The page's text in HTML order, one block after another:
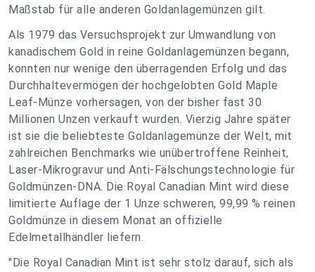
Maßstab für alle anderen Goldanlagemünzen gilt.
Als 1979 das Versuchsprojekt zur Umwandlung von
kanadischem Gold in reine Goldanlagemünzen begann,
konnten nur wenige den überragenden Erfolg und das
Durchhaltevermögen der hochgelobten Gold Maple
Leaf-Münze vorhersagen, von der bisher fast 30
Millionen Unzen verkauft wurden. Vierzig Jahre später
ist sie die beliebteste Goldanlagemünze der Welt, mit
zahlreichen Benchmarks wie unübertroffene Reinheit,
Laser-Mikrogravur und Anti-Fälschungstechnologie für
Goldmünzen-DNA. Die Royal Canadian Mint wird diese
limitierte Auflage der 1 Unze schweren, 99,99 % reinen
Goldmünze in diesem Monat an offizielle
Edelmetallhändler liefern.
"Die Royal Canadian Mint ist sehr stolz darauf, sich als